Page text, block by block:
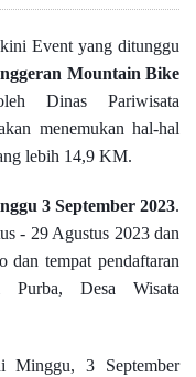
Event yang ditunggu
Mountain Bike
Dinas Pariwisata
menemukan hal-hal
lebih 14,9 KM.
3 September 2023.
- 29 Agustus 2023 dan
dan tempat pendaftaran
Desa Wisata
Minggu, 3 September